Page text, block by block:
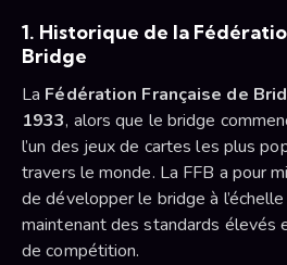
1. Historique de la
Bridge
La Fédération Française de
1933, alors que le bridge
l’un des jeux de cartes les plus
travers le monde. La FFB a pour
de développer le bridge à
maintenant des standards élevés
de compétition.